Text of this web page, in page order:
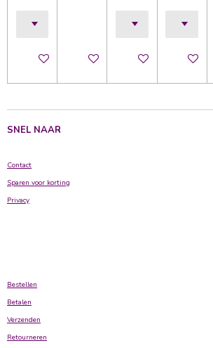
In winkelwagenIn winkelwagenIn winkelwagen
In
SNEL NAAR
Contact
Sparen voor korting
Privacy
Bestellen
Betalen
Verzenden
Retourneren